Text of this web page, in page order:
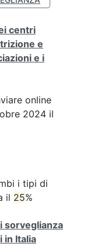
centri
e
e i
online
2024 il
i tipi di
il 25%
sorveglianza
in Italia